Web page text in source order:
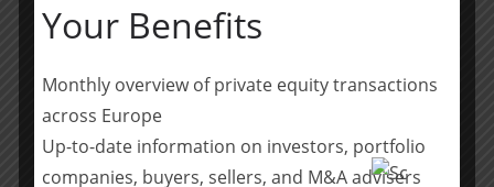
Gase sowie atypische Drucksysteme für hydraulische
das Unternehmen im Jahr 2008 eine neue Technologie
zur Herstellung von Zylindern mit einem Durchmesser
von bis zu 406 mm durch Rückwärtsfließpressen.
Über Serafin
Your Benefits
Monthly overview of private equity transactions
across Europe
Up-to-date information on investors, portfolio
companies, buyers, sellers, and M&A advisers